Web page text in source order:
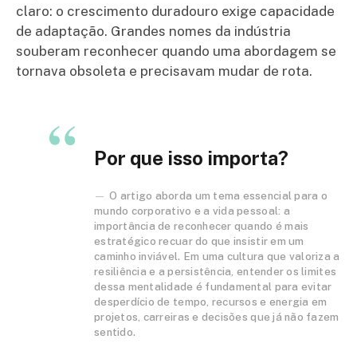
claro: o crescimento duradouro exige capacidade
de adaptação. Grandes nomes da indústria
souberam reconhecer quando uma abordagem se
tornava obsoleta e precisavam mudar de rota.
Por que isso importa?
O artigo aborda um tema essencial para o
mundo corporativo e a vida pessoal: a
importância de reconhecer quando é mais
estratégico recuar do que insistir em um
caminho inviável. Em uma cultura que valoriza a
resiliência e a persistência, entender os limites
dessa mentalidade é fundamental para evitar
desperdício de tempo, recursos e energia em
projetos, carreiras e decisões que já não fazem
sentido.